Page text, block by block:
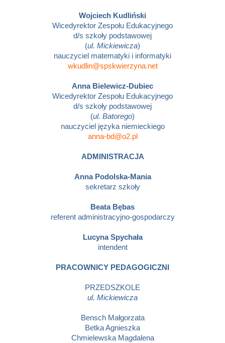
Wojciech Kudliński
Wicedyrektor Zespołu Edukacyjnego
d/s szkoły podstawowej
(ul. Mickiewicza)
nauczyciel matematyki i informatyki
wkudlin@spskwierzyna.net
Anna Bielewicz-Dubiec
Wicedyrektor Zespołu Edukacyjnego
d/s szkoły podstawowej
(ul. Batorego)
nauczyciel języka niemieckiego
anna-bd@o2.pl
ADMINISTRACJA
Anna Podolska-Mania
sekretarz szkoły
Beata Bębas
referent administracyjno-gospodarczy
Lucyna Spychała
intendent
PRACOWNICY PEDAGOGICZNI
PRZEDSZKOLE
ul. Mickiewicza
Bensch Małgorzata
Betka Agnieszka
Chmielewska Magdalena